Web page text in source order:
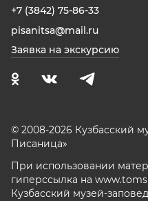
+7 (3842) 75-86-33
pisanitsa@mail.ru
Заявка на экскурсию
© 2008-2026 Кузбасский
Писаница»
При использовании
гиперссылка на
Кузбасский музей-